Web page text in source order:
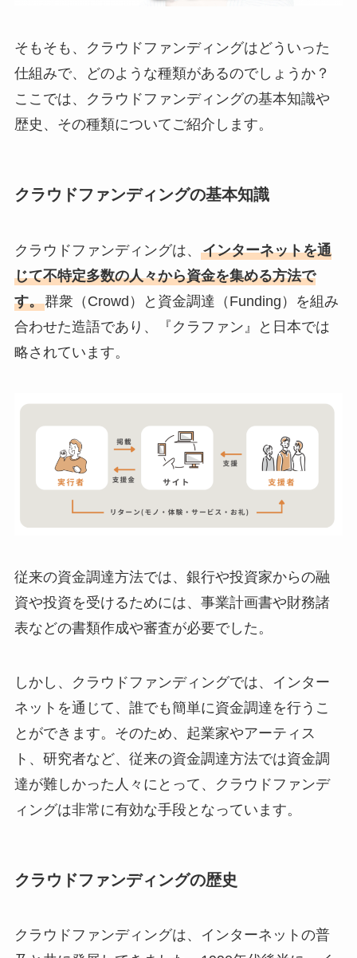
そもそも、クラウドファンディングはどういった
仕組みで、どのような種類があるのでしょうか？
ここでは、クラウドファンディングの基本知識や
歴史、その種類についてご紹介します。
クラウドファンディングの基本知識
クラウドファンディングは、 インターネットを通
じて不特定多数の人々から資金を集める方法で
す。群衆（Crowd）と資金調達（Funding）を組み
合わせた造語であり、『クラファン』と日本では
略されています。
従来の資金調達方法では、銀行や投資家からの融
資や投資を受けるためには、事業計画書や財務諸
表などの書類作成や審査が必要でした。
しかし、クラウドファンディングでは、インター
ネットを通じて、誰でも簡単に資金調達を行うこ
とができます。そのため、起業家やアーティス
ト、研究者など、従来の資金調達方法では資金調
達が難しかった人々にとって、クラウドファンデ
ィングは非常に有効な手段となっています。
クラウドファンディングの歴史
クラウドファンディングは、インターネットの普